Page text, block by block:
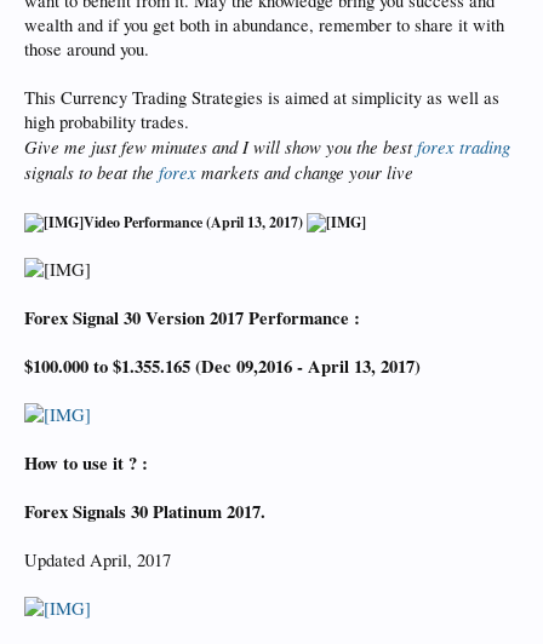
wealth and if you get both in abundance, remember to share it with
those around you.
This Currency Trading Strategies is aimed at simplicity as well as
high probability trades.
Give me just few minutes and I will show you the bestforex trading
signals to beat the forex markets and change your live
Video Performance (April 13, 2017)
Forex Signal 30 Version 2017 Performance :
$100.000 to $1.355.165 (Dec 09,2016 - April 13, 2017)
How to use it ? :
Forex Signals 30 Platinum 2017.
Updated April, 2017